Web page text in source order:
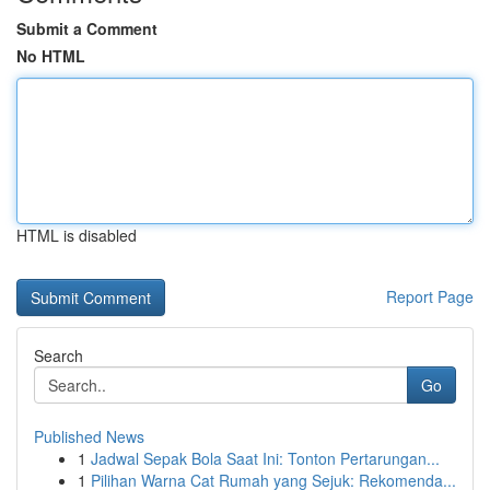
Submit a Comment
No HTML
HTML is disabled
Report Page
Search
Go
Published News
1 Jadwal Sepak Bola Saat Ini: Tonton Pertarungan...
1 Pilihan Warna Cat Rumah yang Sejuk: Rekomenda...